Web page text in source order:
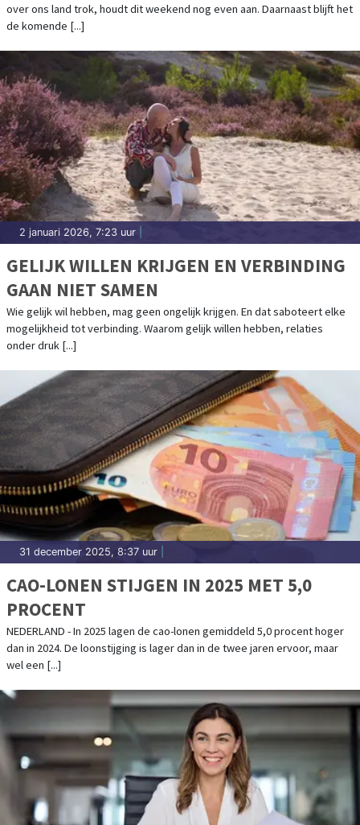
over ons land trok, houdt dit weekend nog even aan. Daarnaast blijft het
de komende [...]
2 januari 2026, 7:23 uur
GELIJK WILLEN KRIJGEN EN VERBINDING
GAAN NIET SAMEN
Wie gelijk wil hebben, mag geen ongelijk krijgen. En dat saboteert elke
mogelijkheid tot verbinding. Waarom gelijk willen hebben, relaties
onder druk [...]
31 december 2025, 8:37 uur
CAO-LONEN STIJGEN IN 2025 MET 5,0
PROCENT
NEDERLAND - In 2025 lagen de cao-lonen gemiddeld 5,0 procent hoger
dan in 2024. De loonstijging is lager dan in de twee jaren ervoor, maar
wel een [...]